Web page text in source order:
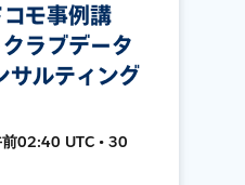
モ事例講
ラブデータ
サルティング
02:40 UTC • 30